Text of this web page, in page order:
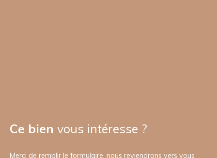
Ce bien vous intéresse ?
Merci de remplir le formulaire, nous reviendrons vers vous